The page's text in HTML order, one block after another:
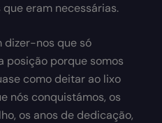
eram necessárias.
dizer-nos que só
posição porque somos
como deitar ao lixo
nós conquistámos, os
os anos de dedicação,